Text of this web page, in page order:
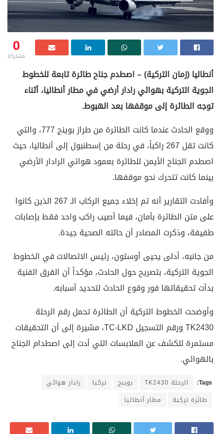
0
مشاركة
أنطاليا (زمان التركية) – اصطدم جناح طائرة تابعة للخطوط
الجوية التركية بهوائي رادار أرضي في مطار أنطاليا، أثناء
توجه الطائرة إلى موقفها بعد الهبوط.
ووقع الحادث عندما كانت الطائرة من طراز بوينج 777، والتي
كانت تقل 267 راكباً، في رحلة من إسطنبول إلى أنطاليا، حيث
اصطدم الجناح الأيمن للطائرة بعمود هوائي الرادار الأرضي
بينما كانت تتحرك نحو موقفها.
وأفادت التقارير أنه تم إخلاء جميع الركاب الـ 267 الذين كانوا
على متن الطائرة بأمان، فيما أصيب راكب واحد فقط بإصابات
طفيفة، وذكرت المصادر أن حالته الصحية جيدة.
من جانبه، أدلى يحيى أوستون، رئيس الاتصالات في الخطوط
الجوية التركية، بتصريح حول الحادث، مؤكداً أن الفرق الفنية
بدأت تحقيقاتها فور وقوع الحادث لتحديد أسبابه.
وأوضحت الخطوط التركية أن الطائرة تحمل رقم الرحلة
TK2430 ورقم التسجيل TC-LKD، مشيرة إلى أن التحقيقات
مستمرة للكشف عن الملابسات التي أدت إلى اصطدام الجناح
بالهوائي.
Tags: الرحلة TK2430 بوينج تركيا
رادار هوائي
طائرة تركية
مطار أنطاليا